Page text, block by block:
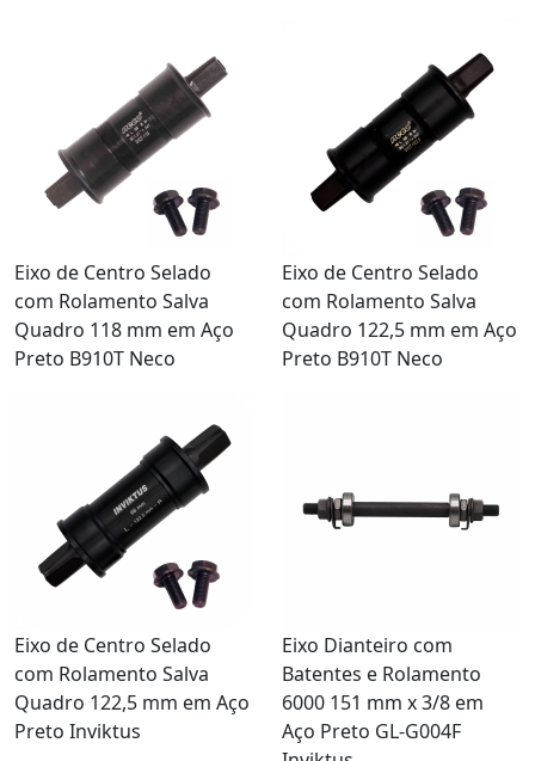
Eixo de Centro Selado
com Rolamento Salva
Quadro 118 mm em Aço
Preto B910T Neco
Eixo de Centro Selado
com Rolamento Salva
Quadro 122,5 mm em Aço
Preto B910T Neco
Eixo de Centro Selado
com Rolamento Salva
Quadro 122,5 mm em Aço
Preto Inviktus
Eixo Dianteiro com
Batentes e Rolamento
6000 151 mm x 3/8 em
Aço Preto GL-G004F